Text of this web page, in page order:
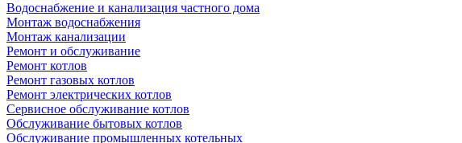
Водоснабжение и канализация частного дома
Монтаж водоснабжения
Монтаж канализации
Ремонт и обслуживание
Ремонт котлов
Ремонт газовых котлов
Ремонт электрических котлов
Сервисное обслуживание котлов
Обслуживание бытовых котлов
Обслуживание промышленных котельных